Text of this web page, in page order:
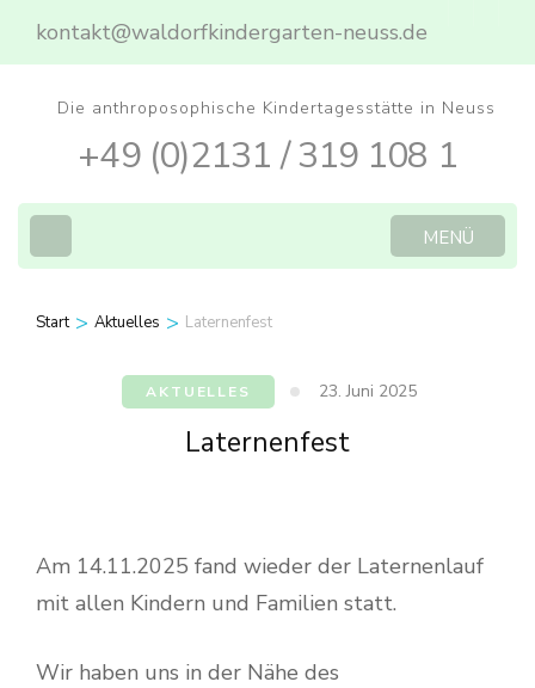
Zum
drücken)
kontakt@waldorfkindergarten-neuss.de
Die anthroposophische Kindertagesstätte in Neuss
+49 (0)2131 / 319 108 1
MENÜ
Start > Aktuelles > Laternenfest
AKTUELLES 23. Juni 2025
Laternenfest
Am 14.11.2025 fand wieder der Laternenlauf
mit allen Kindern und Familien statt.
Wir haben uns in der Nähe des